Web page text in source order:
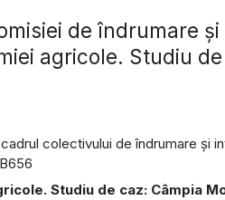
de îndrumare
agricole. Studiu
colectivului de îndrumare și
Studiu de caz: Câmpia